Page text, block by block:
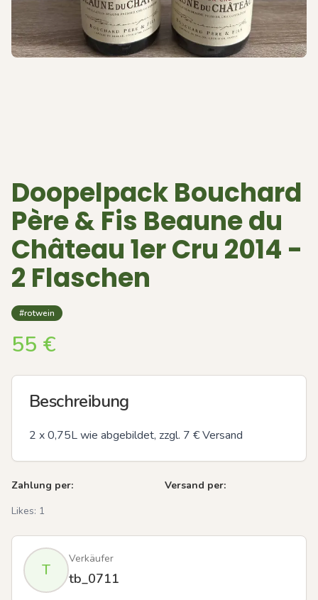
Doopelpack Bouchard
Père & Fis Beaune du
Château 1er Cru 2014 -
2 Flaschen
#rotwein
55 €
Beschreibung
2 x 0,75L wie abgebildet, zzgl. 7 € Versand
Zahlung per:
Versand per:
Likes: 1
T
Verkäufer
tb_0711